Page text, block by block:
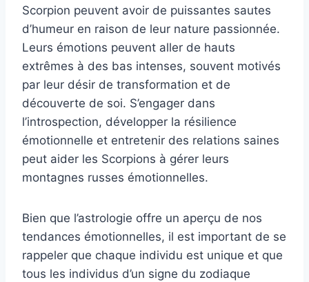
Scorpion peuvent avoir de puissantes sautes
d’humeur en raison de leur nature passionnée.
Leurs émotions peuvent aller de hauts
extrêmes à des bas intenses, souvent motivés
par leur désir de transformation et de
découverte de soi. S’engager dans
l’introspection, développer la résilience
émotionnelle et entretenir des relations saines
peut aider les Scorpions à gérer leurs
montagnes russes émotionnelles.
Bien que l’astrologie offre un aperçu de nos
tendances émotionnelles, il est important de se
rappeler que chaque individu est unique et que
tous les individus d’un signe du zodiaque